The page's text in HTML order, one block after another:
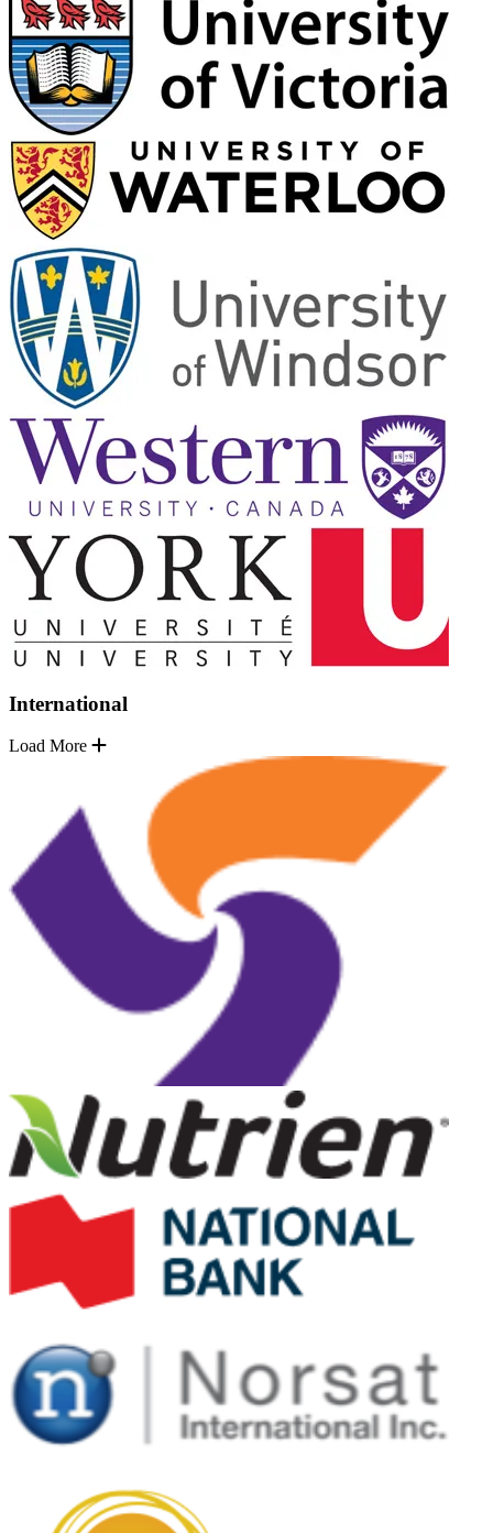
International
Load More